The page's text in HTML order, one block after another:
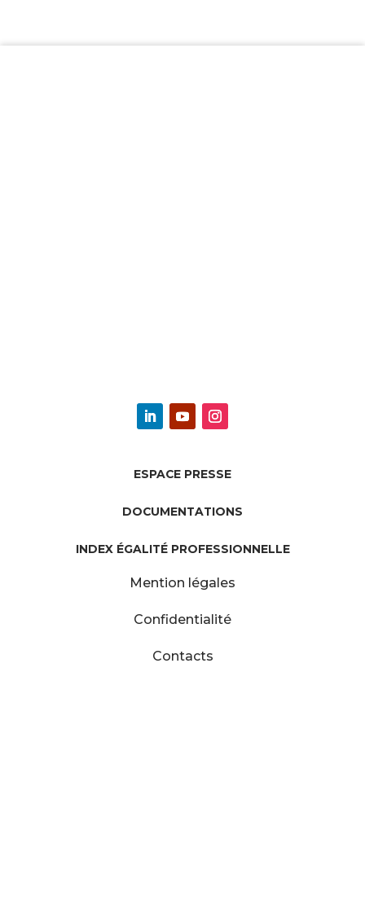
ESPACE PRESSE
DOCUMENTATIONS
INDEX ÉGALITÉ PROFESSIONNELLE
Mention légales
Confidentialité
Contacts